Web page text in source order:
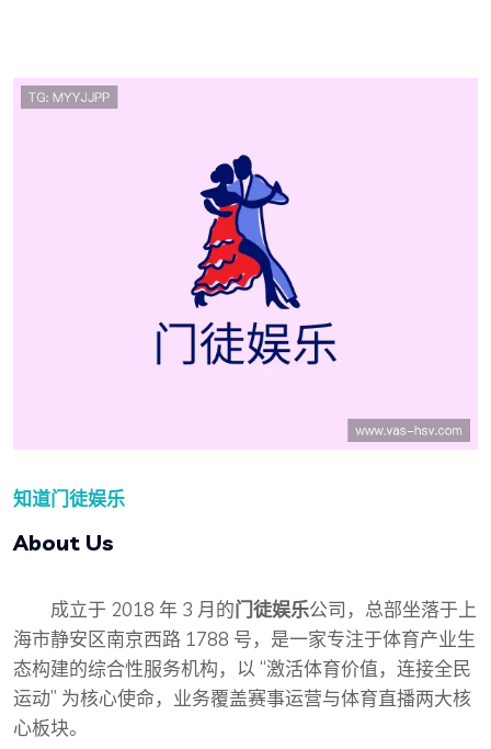
知道门徒娱乐
About Us
成立于 2018 年 3 月的门徒娱乐公司，总部坐落于上
海市静安区南京西路 1788 号，是一家专注于体育产业生
态构建的综合性服务机构，以 “激活体育价值，连接全民
运动” 为核心使命，业务覆盖赛事运营与体育直播两大核
心板块。